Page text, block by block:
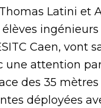
Latini et
élèves
Caen, vont
une attention
des 35
déployées